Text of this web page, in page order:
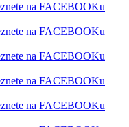
na FACEBOOKu
na FACEBOOKu
na FACEBOOKu
na FACEBOOKu
na FACEBOOKu